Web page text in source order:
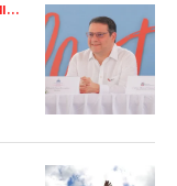
MINISTERIO DE INDUSTRIA, COMERCIO Y MIPYMES (MICM)